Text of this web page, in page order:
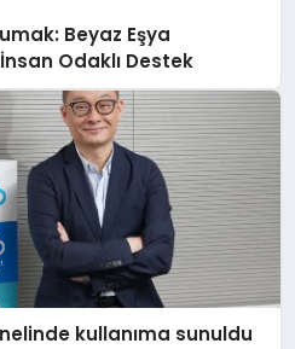
Beyaz Eşya
Odaklı Destek
kullanıma sunuldu